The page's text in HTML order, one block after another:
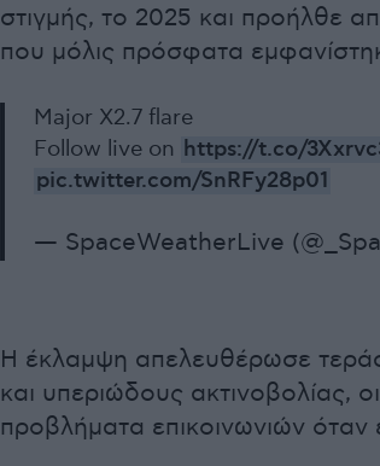
στιγμής, το 2025 και προήλθε
που μόλις πρόσφατα
Major X2.7 flare
Follow live on https://t.co/
pic.twitter.com/SnRFy28p01
— SpaceWeatherLive
Η έκλαμψη απελευθέρωσε
και υπεριώδους ακτινοβολίας,
προβλήματα επικοινωνιών